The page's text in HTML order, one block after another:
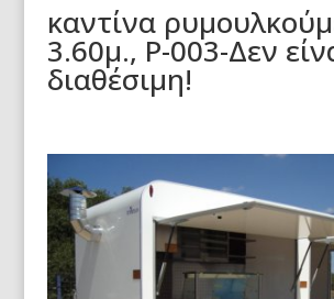
καντίνα
3.60μ., Ρ-003-Δεν
διαθέσιμη!